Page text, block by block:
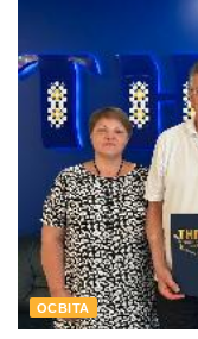
ОСВІТА